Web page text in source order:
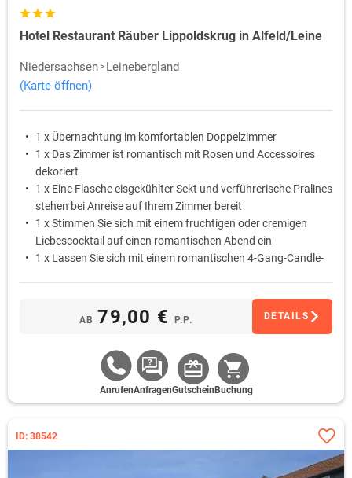
Hotel Restaurant Räuber Lippoldskrug in Alfeld/Leine
Niedersachsen
Leinebergland
(Karte öffnen)
1 x Übernachtung im komfortablen Doppelzimmer
1 x Das Zimmer ist romantisch mit Rosen und Accessoires
dekoriert
1 x Eine Flasche eisgekühlter Sekt und verführerische Pralines
stehen bei Anreise auf Ihrem Zimmer bereit
1 x Stimmen Sie sich mit einem fruchtigen oder cremigen
Liebescocktail auf einen romantischen Abend ein
1 x Lassen Sie sich mit einem romantischen 4-Gang-Candle-
AB 79,00 € P.P. DETAILS
AnrufenAnfragenGutschein Buchung
ID: 38542